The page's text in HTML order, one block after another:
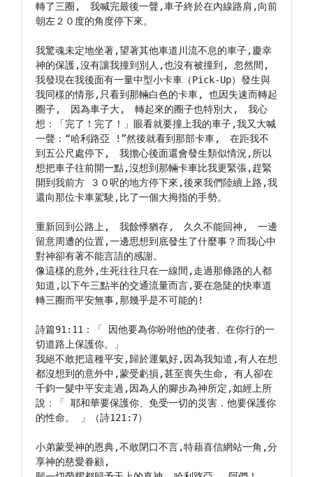
轉了三圈,　我喊完最後一聲,車子終於在內線路肩,向前
朝左２０度的角度停下來。
我驚魂未定地坐著,望著其他車道川流不息的車子,慶幸
神的保護,沒有讓我撞到別人,也沒有被撞到, 忽然間,
我發現在我後面有一量中型小卡車（Pick-Up）發生與
我同樣的情形,只看到那輛白色的卡車, 也因失速而轉起
圈子,　因為車子大,　轉起來的圈子也特別大,　我心
想：「完了！完了！」眼看就要撞上我的車子,我又大喊
一聲：“哈利路亞 !”然後就看到那部卡車,　在距我不
到五公尺處停下,　我擔心後面還會發生類似情況,所以
想把車子往前開一點,沒想到那輛卡車比我更緊張,趕緊
開到我前方 ３０呎的地方停下來,後來我們陸續上路,我
還向那位卡車駕駛,比了一個大拇指的手勢。
重新回到公路上,　我餘悸猶存,　久久不能回神,　一邊
留意周遭的位置,一邊思想到底發生了什麼事？而我心中
對神卻有著不能言語的感謝。
像這樣的意外,生死往往只在一線間,走過那條路的人都
知道,以下午三點半的交通流量而言,要在急陡的快車道
轉三圈而平安無事,那幾乎是不可能的!
詩篇91:11：「 因他要為你吩咐他的使者、在你行的一
切道路上保護你。」
我絕不敢把這種平安,歸於運氣好,因為我知道,有人在想
都沒想到的意外中,蒙受虧損,甚至喪失生命, 有人卻在
千鈞一髮中平安走過,因為人的腳步為神所定,如經上所
說：「 耶和華要保護你、免受一切的災害．他要保護你
的性命。 」（詩121:7）
小弟蒙受神的恩典,不敢閉口不言,特藉喜信網站一角,分
享神的慈愛眷顧,